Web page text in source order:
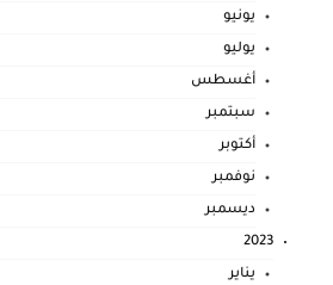
يونيو
يوليو
أغسطس
سبتمبر
أكتوبر
نوفمبر
ديسمبر
2023
يناير